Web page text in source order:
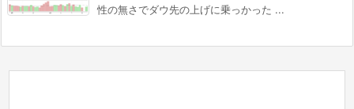
性の無さでダウ先の上げに乗っかった ...